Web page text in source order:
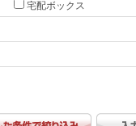
宅配ボックス